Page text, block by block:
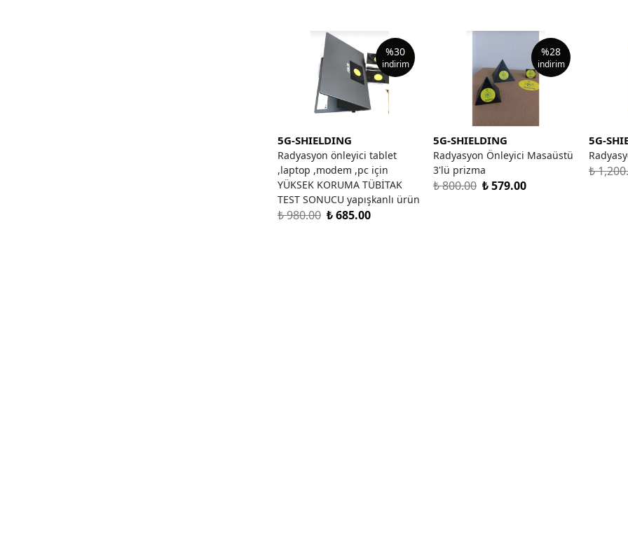
%30
indirim
5G-SHIELDING
Radyasyon önleyici tablet
,laptop ,modem ,pc için
YÜKSEK KORUMA TÜBİTAK
TEST SONUCU yapışkanlı ürün
₺ 980.00 ₺ 685.00
%28
indirim
5G-SHIELDING
Radyasyon Önleyici Masaüstü
3'lü prizma
₺ 800.00 ₺ 579.00
5G-
₺